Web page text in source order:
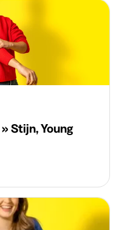
Stijn, Young